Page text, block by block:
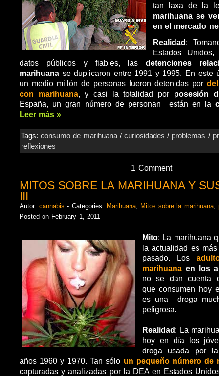
tan laxa de la
marihuana se
en el mercado
Realidad:
Estados
datos públicos y fiables, lasdetenciones
marihuana se duplicaron entre 1991 y 1995. En este
un medio millón de personas fueron detenidas por
con marihuana, y casi la totalidad por posesión
España, un gran número de personan están en la
Leer más »
Tags:consumo de marihuana/curiosidades / problemas /
reflexiones
1 Comment
MITOS SOBRE LA MARIHUANA Y
III
Autor:cannabis - Categories: Marihuana, Mitos sobre la marihuana,
Posted on February 1, 2011
Mito: La marihuana
la actualidad es
pasado. Los
marihuana en los
no se dan cuenta
que consumen hoy
es una droga
peligrosa.
Realidad: La
hoy en día los
droga usada por
años 1960 y 1970. Tan sólo un pequeño número de
capturadas y analizadas por la DEA en Estados